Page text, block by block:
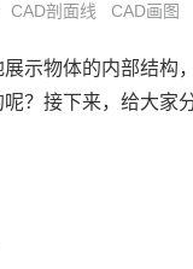
CAD剖面线 CAD画图
示物体的内部结构
？接下来，给大家